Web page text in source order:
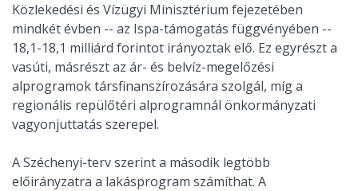
Közlekedési és Vízügyi Minisztérium fejezetében
mindkét évben -- az Ispa-támogatás függvényében --
18,1-18,1 milliárd forintot irányoztak elő. Ez egyrészt a
vasúti, másrészt az ár- és belvíz-megelőzési
alprogramok társfinanszírozására szolgál, míg a
regionális repülőtéri alprogramnál önkormányzati
vagyonjuttatás szerepel.
A Széchenyi-terv szerint a második legtöbb
előirányzatra a lakásprogram számíthat. A